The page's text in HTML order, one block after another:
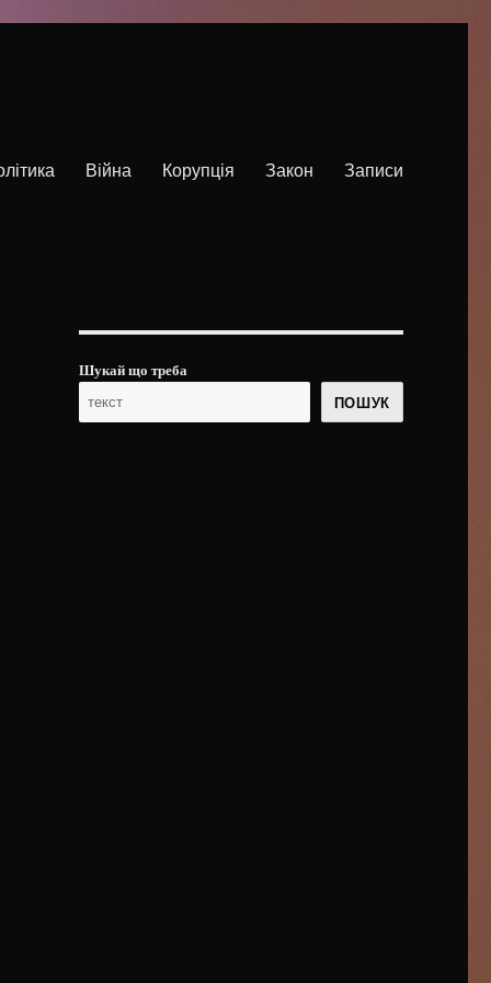
Війна Корупція Закон Записи
Шукай що треба
ПОШУК